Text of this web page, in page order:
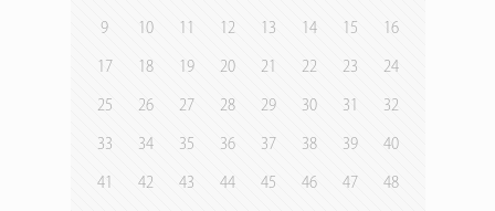
9 10 11 12 13 14 15 16
17 18 19 20 21 22 23 24
25 26 27 28 29 30 31 32
33 34 35 36 37 38 39 40
41 42 43 44 45 46 47 48